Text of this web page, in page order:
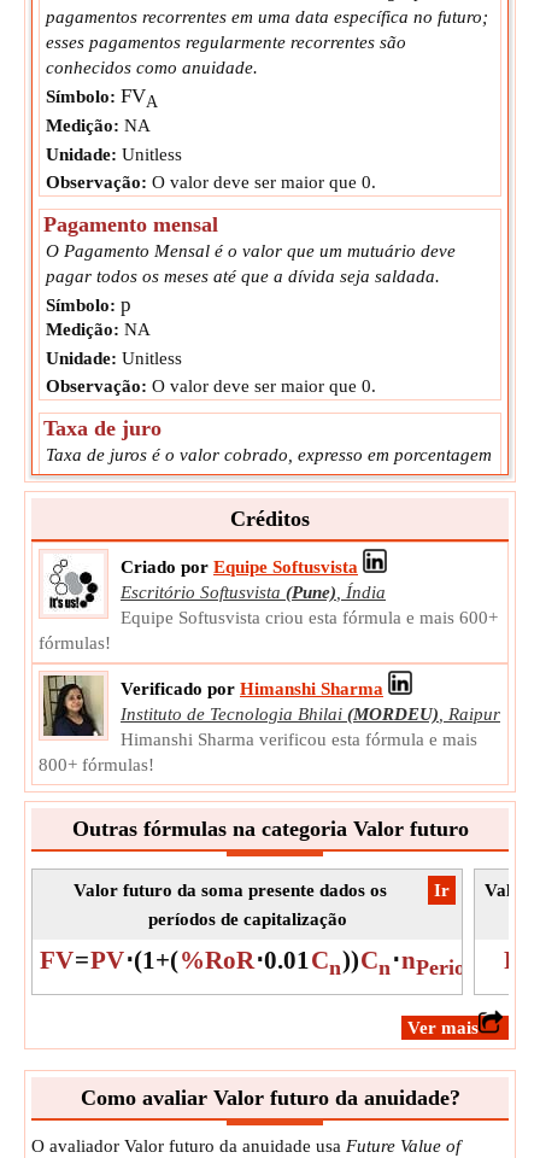
pagamentos recorrentes em uma data específica no futuro;
esses pagamentos regularmente recorrentes são
conhecidos como anuidade.
Símbolo: FVA
Medição: NA
Unidade: Unitless
Observação: O valor deve ser maior que 0.
Pagamento mensal
O Pagamento Mensal é o valor que um mutuário deve
pagar todos os meses até que a dívida seja saldada.
Símbolo: p
Medição: NA
Unidade: Unitless
Observação: O valor deve ser maior que 0.
Taxa de juro
Taxa de juros é o valor cobrado, expresso em porcentagem
do principal, por um credor a um mutuário pela utilização
Símbolo: IR
Medição:
NA
Unidade:
Unitless
Observação:O valor deve ser maior que 0.
Número de Períodos
O Número de Períodos são os períodos de uma anuidade
usando o valor presente, pagamento periódico e taxa
periódica.
Símbolo: nPeriods
Medição:NA
Unidade:Unitless
Observação:O valor deve ser maior que 0.
Créditos
Criado por Equipe Softusvista
Escritório Softusvista (Pune)
Índia
Equipe Softusvista criou esta fórmula e mais 600+
fórmulas!
Verificado por Himanshi Sharma
Instituto de Tecnologia Bhilai (MORDEU)
Raipur
Himanshi Sharma verificou esta fórmula e mais
800+ fórmulas!
Outras fórmulas na categoria Valor futuro
​Ir
Valor futuro da soma presente dados os
períodos de capitalização
FV=PV⋅(1+(%RoR⋅0.01Cn))Cn⋅nPeriods
Valor
FV
​Ver mais
Como avaliar Valor futuro da anuidade?
O avaliador Valor futuro da anuidade usa Future Value of